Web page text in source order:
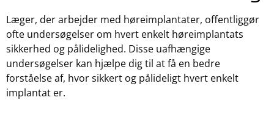
Læger, der arbejder med høreimplantater, offentliggør
ofte undersøgelser om hvert enkelt høreimplantats
sikkerhed og pålidelighed. Disse uafhængige
undersøgelser kan hjælpe dig til at få en bedre
forståelse af, hvor sikkert og pålideligt hvert enkelt
implantat er.